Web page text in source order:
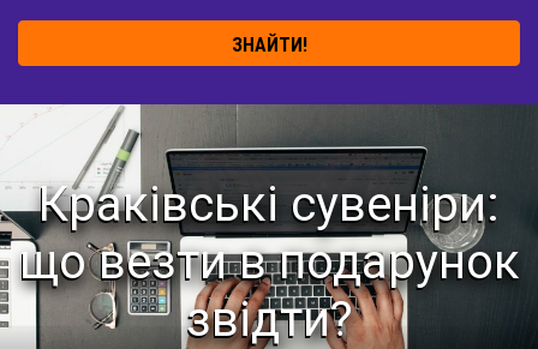
ЗНАЙТИ!
Краківські сувеніри:
що везти в подарунок
звідти?